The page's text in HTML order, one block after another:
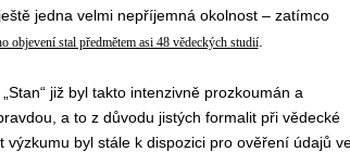
jedna velmi nepříjemná okolnost – zatímco
objevení stal předmětem asi 48 vědeckých studií.
již byl takto intenzivně prozkoumán a
a to z důvodu jistých formalit při vědecké
byl stále k dispozici pro ověření údajů